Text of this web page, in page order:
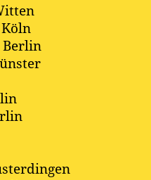
Berlin